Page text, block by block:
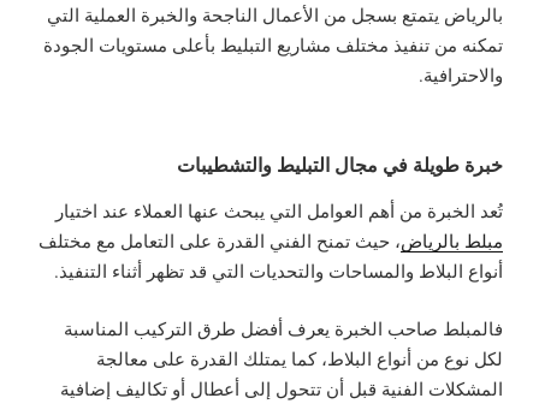
بالرياض يتمتع بسجل من الأعمال الناجحة والخبرة العملية التي
تمكنه من تنفيذ مختلف مشاريع التبليط بأعلى مستويات الجودة
والاحترافية.
خبرة طويلة في مجال التبليط والتشطيبات
تُعد الخبرة من أهم العوامل التي يبحث عنها العملاء عند اختيار
مبلط بالرياض، حيث تمنح الفني القدرة على التعامل مع مختلف
أنواع البلاط والمساحات والتحديات التي قد تظهر أثناء التنفيذ.
فالمبلط صاحب الخبرة يعرف أفضل طرق التركيب المناسبة
لكل نوع من أنواع البلاط، كما يمتلك القدرة على معالجة
المشكلات الفنية قبل أن تتحول إلى أعطال أو تكاليف إضافية